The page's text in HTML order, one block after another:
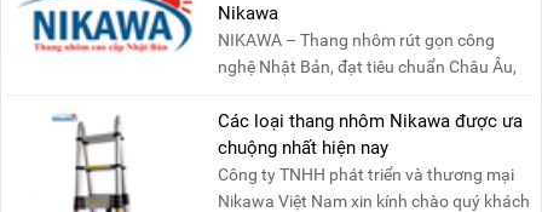
Nikawa
NIKAWA – Thang nhôm rút gọn công
nghệ Nhật Bản, đạt tiêu chuẩn Châu Âu,
đảm bảo sự an toàn tuy....
Các loại thang nhôm Nikawa được ưa
chuộng nhất hiện nay
Công ty TNHH phát triển và thương mại
Nikawa Việt Nam xin kính chào quý khách